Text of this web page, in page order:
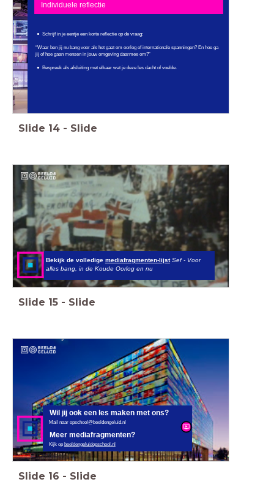
Schrijf in je eentje een korte reflectie op de vraag:
“Waar ben jij nu bang voor als het gaat om oorlog of internationale spanningen? En hoe ga
jij of hoe gaan mensen in jouw omgeving daarmee om?”
Bespreek als afsluiting met elkaar wat je deze les dacht of voelde.
Individuele reflectie
Slide 14 - Slide
Bekijk de volledige mediafragmenten-lijst Sef - Voor
alles bang, in de Koude Oorlog en nu
Slide 15 - Slide
Meer mediafragmenten?
Kijk op beeldengeluidopschool.nl
Mail naar opschool@beeldengeluid.nl
Wil jij ook een les maken met ons?
Slide 16 - Slide